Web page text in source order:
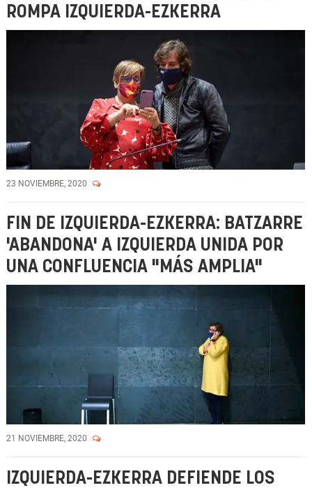
ROMPA IZQUIERDA-EZKERRA
23 NOVIEMBRE, 2020
FIN DE IZQUIERDA-EZKERRA: BATZARRE
'ABANDONA' A IZQUIERDA UNIDA POR
UNA CONFLUENCIA "MÁS AMPLIA"
21 NOVIEMBRE, 2020
IZQUIERDA-EZKERRA DEFIENDE LOS